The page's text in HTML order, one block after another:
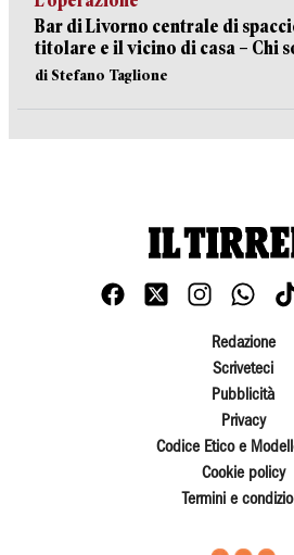
Bar di Livorno centrale di
titolare e il vicino di casa – Chi
di Stefano Taglione
Redazione
Scriveteci
Pubblicità
Privacy
Codice Etico e
Cookie policy
Termini e